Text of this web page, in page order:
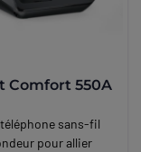
Comfort 550A
sans-fil
pour allier